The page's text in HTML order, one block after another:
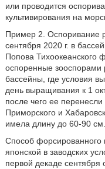
или проводится
культивирования на
Пример 2. Оспоривание
сентября 2020 г. в
Попова
оспоренные зооспорами
бассейны, где условия
день выращивания к 1
после чего ее
Приморского и
имела длину до 60-90 см.
Способ форсированного
японской в заводских
первой декаде